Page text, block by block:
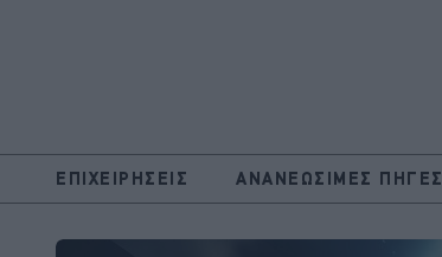
ΕΠΙΧΕΙΡΗΣΕΙΣ ΑΝΑΝΕΩΣΙΜΕΣ ΠΗΓΕΣ